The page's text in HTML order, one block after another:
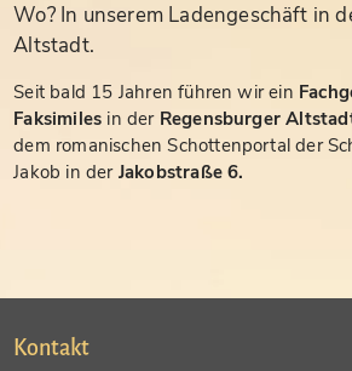
Wo? In unserem Ladengeschäft in
Altstadt.
Seit bald 15 Jahren führen wir ein
Faksimiles in der Regensburger
dem romanischen Schottenportal der
Jakob in der Jakobstraße 6.
Kontakt